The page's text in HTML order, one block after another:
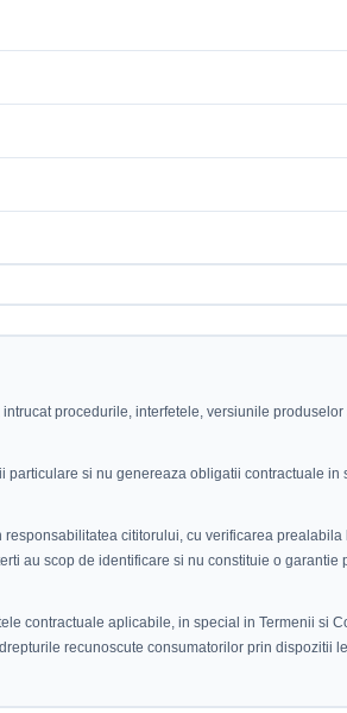
procedurile, interfetele, versiunile
si nu genereaza obligatii contractuale in
cititorului, cu verificarea prealabila
au scop de identificare si nu constituie o garantie
contractuale aplicabile, in special in Termenii si
recunoscute consumatorilor prin dispozitii